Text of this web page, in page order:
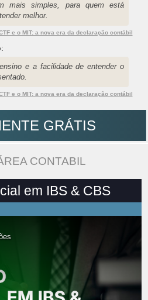
mais simples, para quem está
melhor.
e o MIT: a nova era da declaração contábil
:
e a facilidade de entender o
e o MIT: a nova era da declaração contábil
GRÁTIS
CONTABIL
em IBS & CBS